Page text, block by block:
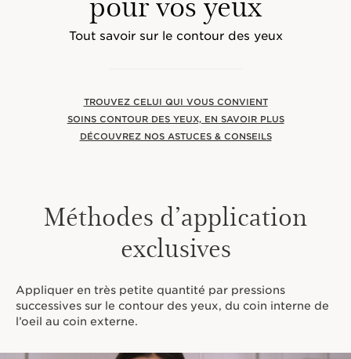
Tout savoir sur le contour des yeux
TROUVEZ CELUI QUI VOUS CONVIENT
SOINS CONTOUR DES YEUX, EN SAVOIR PLUS
DÉCOUVREZ NOS ASTUCES & CONSEILS
Méthodes d’application
exclusives
Appliquer en très petite quantité par pressions
successives sur le contour des yeux, du coin interne de
l’oeil au coin externe.